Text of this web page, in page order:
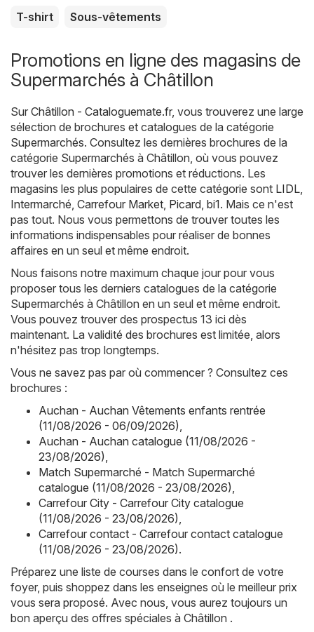
T-shirt
Sous-vêtements
Promotions en ligne des magasins de
Supermarchés à Châtillon
Sur Châtillon - Cataloguemate.fr, vous trouverez une large
sélection de brochures et catalogues de la catégorie
Supermarchés. Consultez les dernières brochures de la
catégorie Supermarchés à Châtillon, où vous pouvez
trouver les dernières promotions et réductions. Les
magasins les plus populaires de cette catégorie sont LIDL
Intermarché Carrefour Market Picard bi1. Mais ce n'est
pas tout. Nous vous permettons de trouver toutes les
informations indispensables pour réaliser de bonnes
affaires en un seul et même endroit.
Nous faisons notre maximum chaque jour pour vous
proposer tous les derniers catalogues de la catégorie
Supermarchés à Châtillon en un seul et même endroit.
Vous pouvez trouver des prospectus 13 ici dès
maintenant. La validité des brochures est limitée, alors
n'hésitez pas trop longtemps.
Vous ne savez pas par où commencer ? Consultez ces
brochures :
Auchan - Auchan Vêtements enfants rentrée
(11/08/2026 - 06/09/2026)
Auchan - Auchan catalogue (11/08/2026 -
23/08/2026)
Match Supermarché - Match Supermarché
catalogue (11/08/2026 - 23/08/2026)
Carrefour City - Carrefour City catalogue
(11/08/2026 - 23/08/2026)
Carrefour contact - Carrefour contact catalogue
(11/08/2026 - 23/08/2026).
Préparez une liste de courses dans le confort de votre
foyer, puis shoppez dans les enseignes où le meilleur prix
vous sera proposé. Avec nous, vous aurez toujours un
bon aperçu des offres spéciales à Châtillon .